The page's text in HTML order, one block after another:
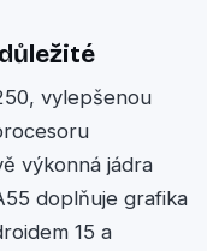
vylepšenou
výkonná jádra
doplňuje grafika
15 a